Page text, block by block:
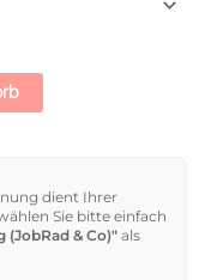
dient Ihrer
Sie bitte einfach
(JobRad & Co)" als